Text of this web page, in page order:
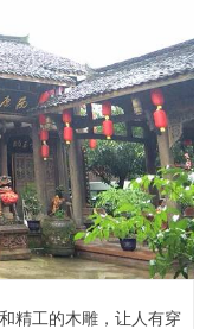
精工的木雕，让人有穿